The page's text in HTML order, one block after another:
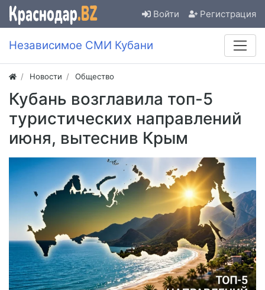
Войти Регистрация
Независимое СМИ Кубани
Новости Общество
Кубань возглавила топ-5
туристических направлений
июня, вытеснив Крым